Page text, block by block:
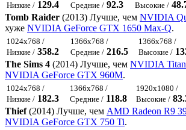
Низкие / 129.4
Средние / 92.3
Высокие /
Tomb Raider (2013) Лучше, чем NVIDIA
хуже NVIDIA GeForce GTX 1650 Max-Q.
1024x768 /
Низкие / 358.2
1366x768 /
Средние / 216.5
1366x768 /
Высокие /
The Sims 4 (2014) Лучше, чем NVIDIA Titan
NVIDIA GeForce GTX 960M.
1024x768 /
Низкие / 182.3
1366x768 /
Средние / 118.8
1920x1080 /
Высокие /
Thief(2014) Лучше, чем AMD Radeon R9
NVIDIA GeForce GTX 750 Ti.